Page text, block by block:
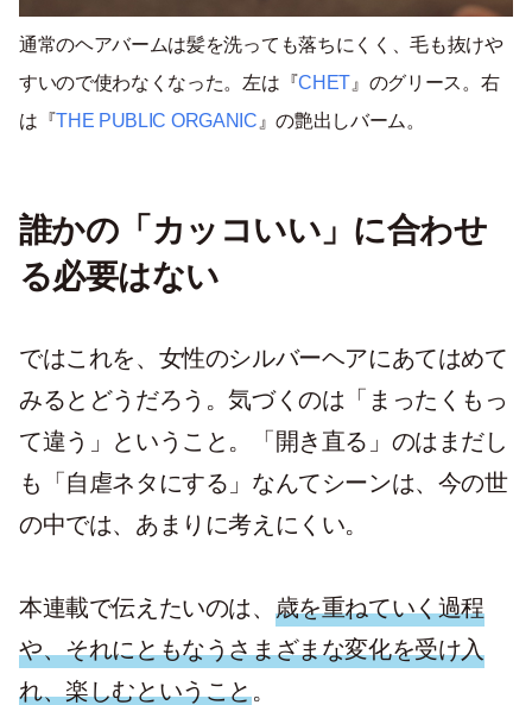
通常のヘアバームは髪を洗っても落ちにくく、毛も抜けや
すいので使わなくなった。左は『CHET』のグリース。右
は『THE PUBLIC ORGANIC 』の艶出しバーム。
誰かの「カッコいい」に合わせ
る必要はない
ではこれを、女性のシルバーヘアにあてはめて
みるとどうだろう。気づくのは「まったくもっ
て違う」ということ。「開き直る」のはまだし
も「自虐ネタにする」なんてシーンは、今の世
の中では、あまりに考えにくい。
本連載で伝えたいのは、 歳を重ねていく過程
や、それにともなうさまざまな変化を受け入
れ、楽しむということ。